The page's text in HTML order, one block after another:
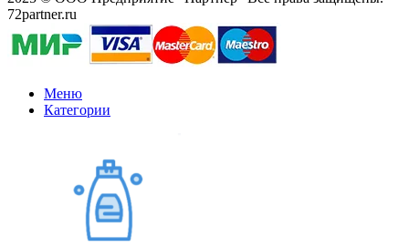
72partner.ru
Меню
Категории